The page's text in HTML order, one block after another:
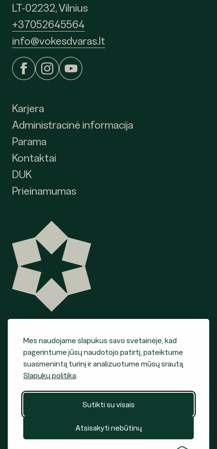
Mes naudojame slapukus savo svetainėje, kad
pagerintume jūsų naudotojo patirtį, pateiktume
suasmenintą turinį ir analizuotume mūsų srautą.
Slapukų politika.
Sutikti su visais
Atsisakyti nebūtinų
LT-02232, Vilnius
+37052645564
info@vokesdvaras.lt
Karjera
Administracinė informacija
Parama
Kontaktai
DUK
Prieinamumas
Įstaigos steigėjas